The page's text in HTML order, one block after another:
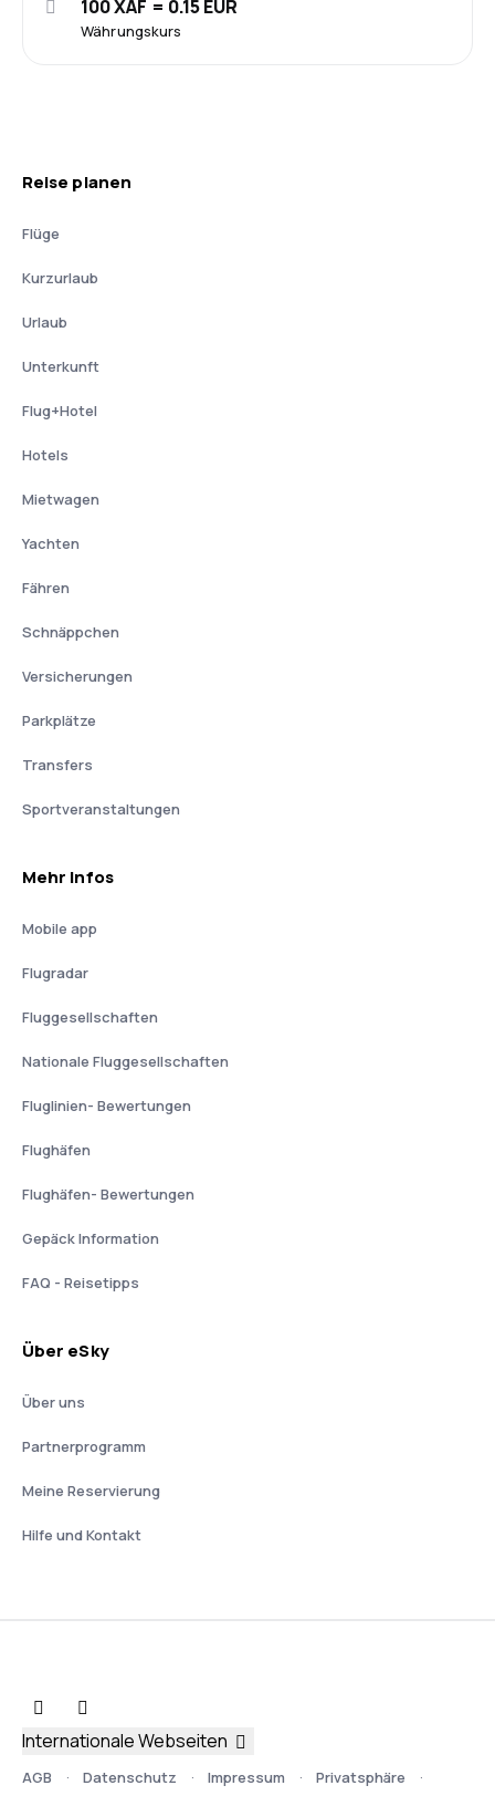
Währungskurs
100 XAF = 0.15 EUR
Reise planen
Flüge
Kurzurlaub
Urlaub
Unterkunft
Flug+Hotel
Hotels
Mietwagen
Yachten
Fähren
Schnäppchen
Versicherungen
Parkplätze
Transfers
Sportveranstaltungen
Mehr Infos
Mobile app
Flugradar
Fluggesellschaften
Nationale Fluggesellschaften
Fluglinien- Bewertungen
Flughäfen
Flughäfen- Bewertungen
Gepäck Information
FAQ - Reisetipps
Über eSky
Über uns
Partnerprogramm
Meine Reservierung
Hilfe und Kontakt
AGB Datenschutz Impressum Privatsphäre
Internationale Webseiten